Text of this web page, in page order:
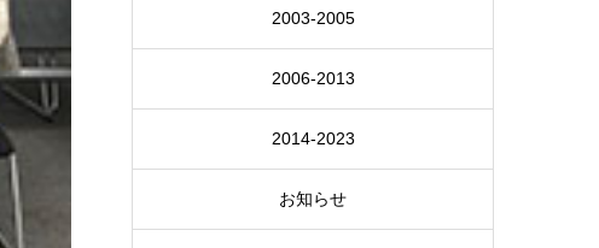
2003-2005
2006-2013
2014-2023
お知らせ